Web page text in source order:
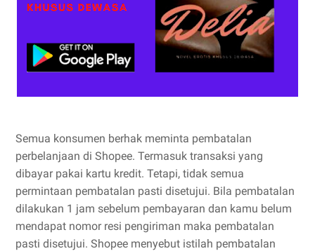
Semua konsumen berhak meminta pembatalan
perbelanjaan di Shopee. Termasuk transaksi yang
dibayar pakai kartu kredit. Tetapi, tidak semua
permintaan pembatalan pasti disetujui. Bila pembatalan
dilakukan 1 jam sebelum pembayaran dan kamu belum
mendapat nomor resi pengiriman maka pembatalan
pasti disetujui. Shopee menyebut istilah pembatalan